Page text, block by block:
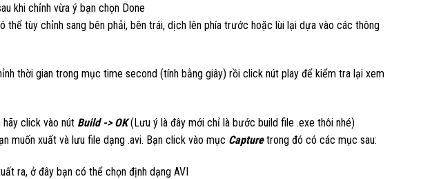
khi chỉnh vừa ý bạn chọn Done
tùy chỉnh sang bên phải, bên trái, dịch lên phía trước hoặc lùi lại dựa vào các thông
thời gian trong mục time second (tính bằng giây) rồi click nút play để kiểm tra lại xem
click vào nút Build -> OK(Lưu ý là đây mới chỉ là bước build file .exe thôi nhé)
muốn xuất và lưu file dạng .avi. Bạn click vào mục Capturetrong đó có các mục sau:
ra, ở đây bạn có thể chọn định dạng AVI